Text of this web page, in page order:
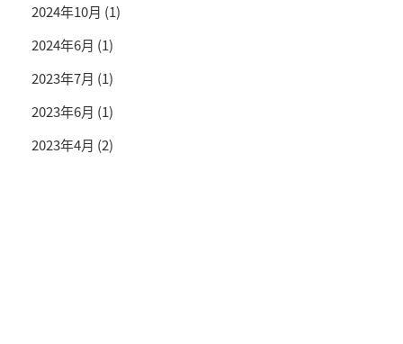
2024年10月 (1)
2024年6月 (1)
2023年7月 (1)
2023年6月 (1)
2023年4月 (2)